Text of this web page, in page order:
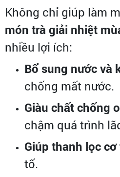
Không chỉ giúp làm
món trà giải nhiệt
nhiều lợi ích:
Bổ sung nước và
chống mất nước.
Giàu chất chống
chậm quá trình
Giúp thanh lọc cơ
tố.